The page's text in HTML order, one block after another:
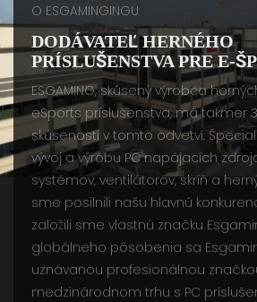
O ESGAMINGINGU
DODÁVATEĽ HERNÉHO
PRÍSLUŠENSTVA PRE E-
ESGAMING, skúsený výrobca
eSports príslušenstva, má takmer
skúseností v tomto odvetví.
vývoj a výrobu PC napájacích
systémov, ventilátorov, skríň a
sme posilnili našu hlavnú
založili sme vlastnú značku
globálneho pôsobenia sa
uznávanou profesionálnou
medzinárodnom trhu s PC